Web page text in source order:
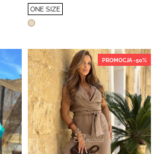
ONE SIZE
PROMOCJA -50%